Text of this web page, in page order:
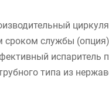
сроком службы (опция)
испаритель
типа из